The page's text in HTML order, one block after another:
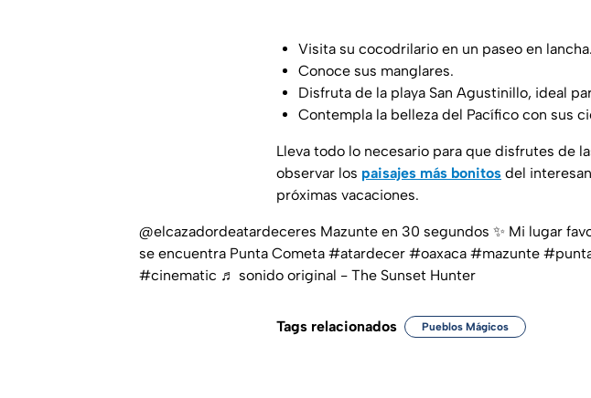
Visita su cocodrilario en un paseo en lancha.
Conoce sus manglares.
Disfruta de la playa San Agustinillo, ideal
Contempla la belleza del Pacífico con sus
Lleva todo lo necesario para que disfrutes de
observar los paisajes más bonitos del
próximas vacaciones.
@elcazadordeatardeceres Mazunte en 30 segundos ✨ Mi lugar
se encuentra Punta Cometa #atardecer #oaxaca #mazunte
#cinematic ♬ sonido original - The Sunset Hunter
Tags relacionados Pueblos Mágicos